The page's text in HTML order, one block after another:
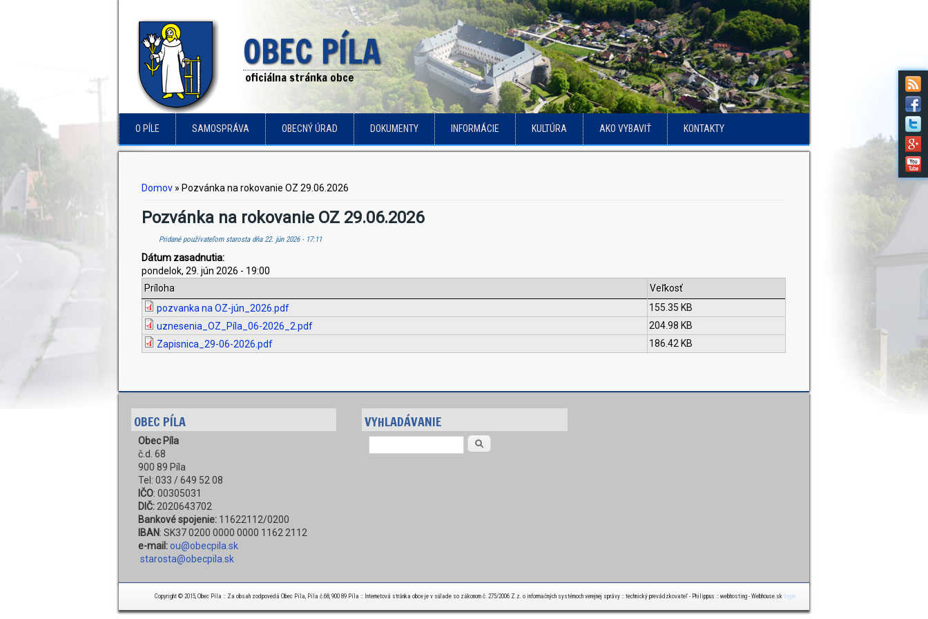
OBEC PÍLA
oficiálna stránka obce
O PÍLE SAMOSPRÁVA OBECNÝ ÚRAD DOKUMENTY INFORMÁCIE KULTÚRA AKO VYBAVIŤ KONTAKTY
Nachádzate sa tu
Domov » Pozvánka na rokovanie OZ 29.06.2026
Pozvánka na rokovanie OZ 29.06.2026
Pridané používateľom starostadňa 22. jún 2026 - 17:11
Dátum zasadnutia:
pondelok, 29. jún 2026 - 19:00
Príloha
Veľkosť
pozvanka na OZ-jún_2026.pdf
155.35 KB
uznesenia_OZ_Píla_06-2026_2.pdf
204.98 KB
Zapisnica_29-06-2026.pdf
186.42 KB
OBEC PÍLA
Obec Píla
č.d. 68
900 89 Píla
Tel: 033 / 649 52 08
IČO: 00305031
DIČ:2020643702
Bankové spojenie:11622112/0200
IBAN: SK37 0200 0000 0000 1162 2112
e-mail:ou@obecpila.sk
starosta@obecpila.sk
VYHLADÁVANIE
Copyright © 2015, Obec Píla :: Za obsah zodpovedá Obec Píla, Píla č.68, 900 89 Píla :: Internetová stránka obce je v súlade so zákonom č. 275/2006 Z.z. o informačných systémoch verejnej správy :: technický prevádzkovateľ - Philippus :: webhosting - Webhouse.sk login